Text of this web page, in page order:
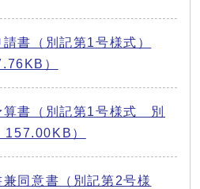
請書（別記第1号様式）
）
算書（別記第1号様式 別
157.00KB）
兼同意書（別記第2号様